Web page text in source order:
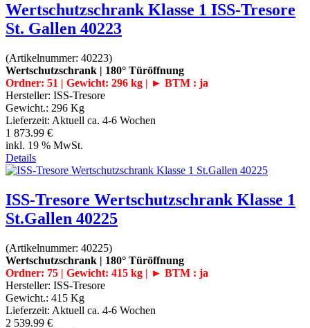
Wertschutzschrank Klasse 1 ISS-Tresore
St. Gallen 40223
(Artikelnummer: 40223)
Wertschutzschrank | 180° Türöffnung
Ordner: 51 | Gewicht: 296 kg | ► BTM : ja
Hersteller: ISS-Tresore
Gewicht.: 296 Kg
Lieferzeit: Aktuell ca. 4-6 Wochen
1 873.99 €
inkl. 19 % MwSt.
Details
ISS-Tresore Wertschutzschrank Klasse 1
St.Gallen 40225
(Artikelnummer: 40225)
Wertschutzschrank | 180° Türöffnung
Ordner: 75 | Gewicht: 415 kg | ► BTM : ja
Hersteller: ISS-Tresore
Gewicht.: 415 Kg
Lieferzeit: Aktuell ca. 4-6 Wochen
2 539.99 €